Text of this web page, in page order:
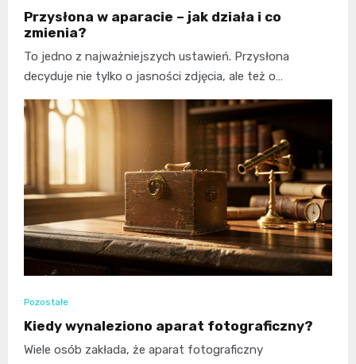
Przysłona w aparacie – jak działa i co
zmienia?
To jedno z najważniejszych ustawień. Przysłona
decyduje nie tylko o jasności zdjęcia, ale też o…
Pozostałe
Kiedy wynaleziono aparat fotograficzny?
Wiele osób zakłada, że aparat fotograficzny